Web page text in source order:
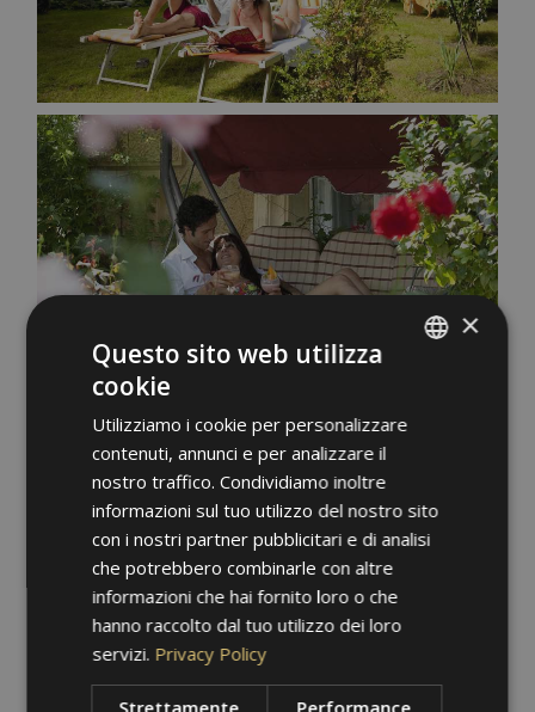
GERMAN
×
Questo sito web utilizza
cookie
Utilizziamo i cookie per personalizzare
contenuti, annunci e per analizzare il
nostro traffico. Condividiamo inoltre
informazioni sul tuo utilizzo del nostro sito
con i nostri partner pubblicitari e di analisi
che potrebbero combinarle con altre
informazioni che hai fornito loro o che
hanno raccolto dal tuo utilizzo dei loro
servizi. Privacy Policy
Strettamente Performance